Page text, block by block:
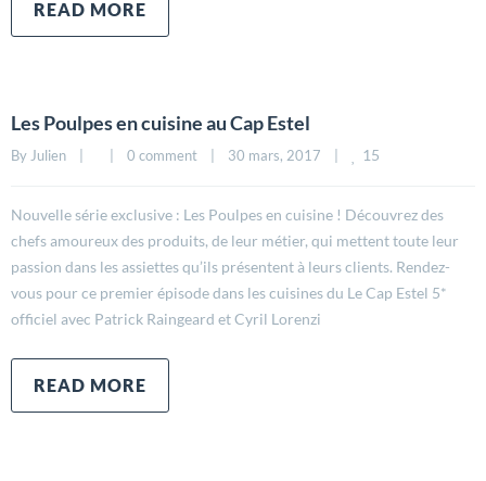
READ MORE
Les Poulpes en cuisine au Cap Estel
By Julien 0 comment 30 mars, 2017 15
Nouvelle série exclusive : Les Poulpes en cuisine ! Découvrez des
chefs amoureux des produits, de leur métier, qui mettent toute leur
passion dans les assiettes qu’ils présentent à leurs clients. Rendez-
vous pour ce premier épisode dans les cuisines du Le Cap Estel 5*
officiel avec Patrick Raingeard et Cyril Lorenzi
READ MORE